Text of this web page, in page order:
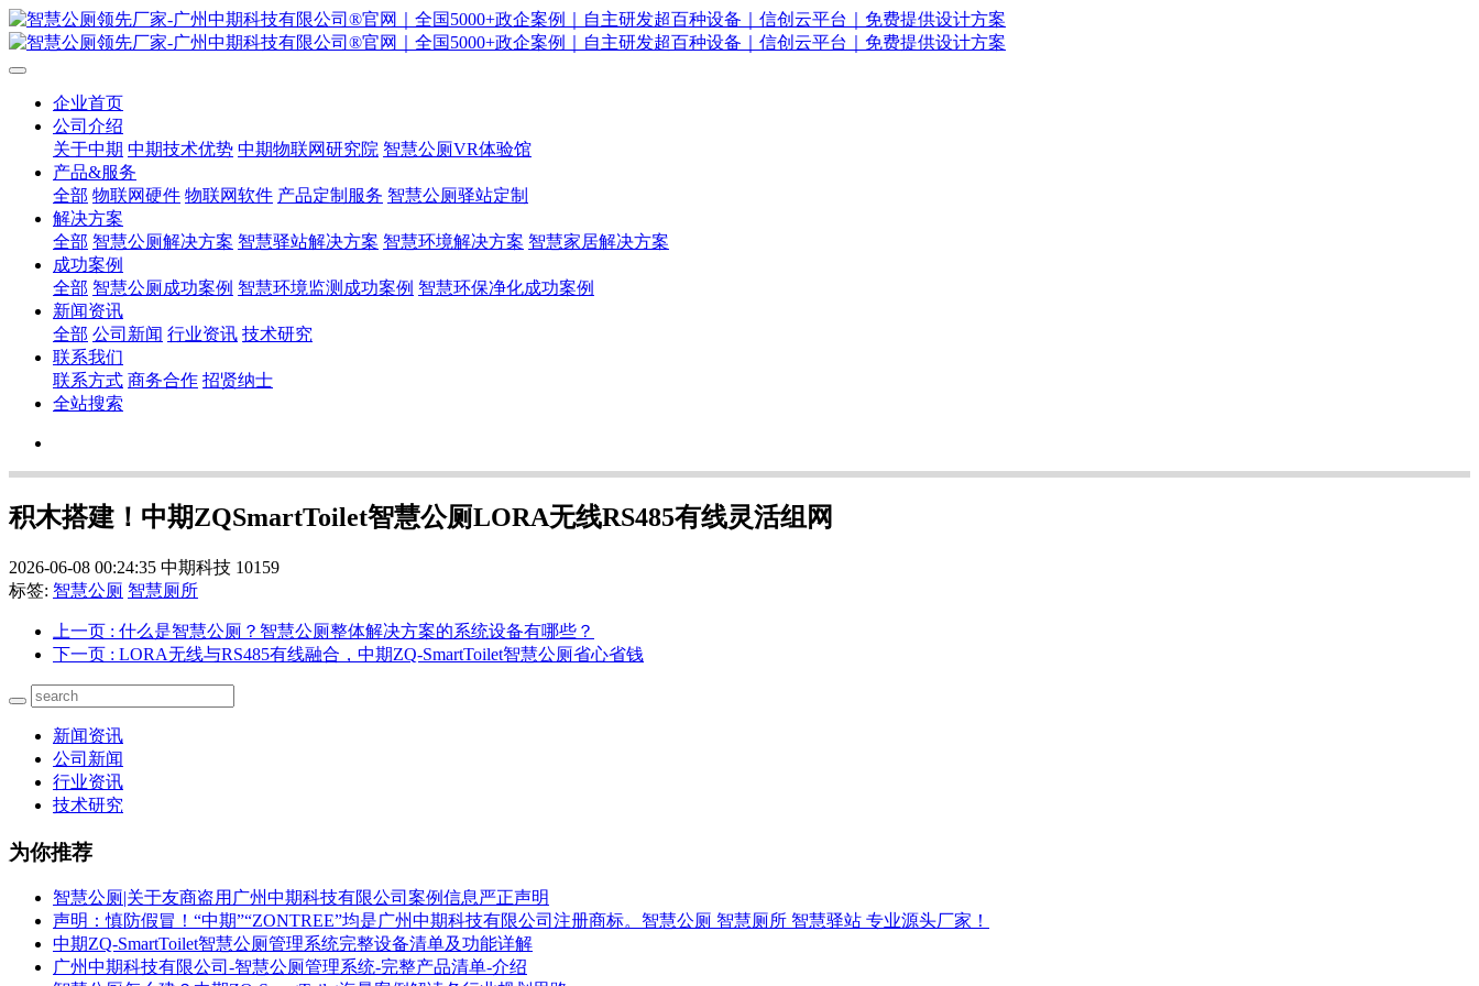
企业首页
公司介绍
关于中期 中期技术优势 中期物联网研究院 智慧公厕VR体验馆
产品&服务
全部 物联网硬件 物联网软件 产品定制服务 智慧公厕驿站定制
解决方案
全部 智慧公厕解决方案 智慧驿站解决方案 智慧环境解决方案 智慧家居解决方案
成功案例
全部 智慧公厕成功案例 智慧环境监测成功案例 智慧环保净化成功案例
新闻资讯
全部 公司新闻 行业资讯 技术研究
联系我们
联系方式 商务合作 招贤纳士
全站搜索
积木搭建！中期ZQSmartToilet智慧公厕LORA无线RS485有线灵活组网
2026-06-08 00:24:35 中期科技 10159
标签: 智慧公厕 智慧厕所
上一页 : 什么是智慧公厕？智慧公厕整体解决方案的系统设备有哪些？
下一页 : LORA无线与RS485有线融合，中期ZQ-SmartToilet智慧公厕省心省钱
新闻资讯
公司新闻
行业资讯
技术研究
为你推荐
智慧公厕|关于友商盗用广州中期科技有限公司案例信息严正声明
声明：慎防假冒！“中期”“ZONTREE”均是广州中期科技有限公司注册商标。智慧公厕 智慧厕所 智慧驿站 专业源头厂家！
中期ZQ-SmartToilet智慧公厕管理系统完整设备清单及功能详解
广州中期科技有限公司-智慧公厕管理系统-完整产品清单-介绍